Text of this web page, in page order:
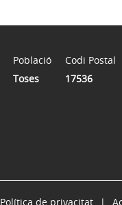
Població
Toses
Codi Postal
17536
Política de privacitat